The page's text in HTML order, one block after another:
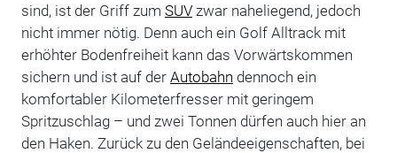
sind, ist der Griff zum SUVzwar naheliegend, jedoch
nicht immer nötig. Denn auch ein Golf Alltrack mit
erhöhter Bodenfreiheit kann das Vorwärtskommen
sichern und ist auf der Autobahn dennoch ein
komfortabler Kilometerfresser mit geringem
Spritzuschlag – und zwei Tonnen dürfen auch hier an
den Haken. Zurück zu den Geländeeigenschaften, bei